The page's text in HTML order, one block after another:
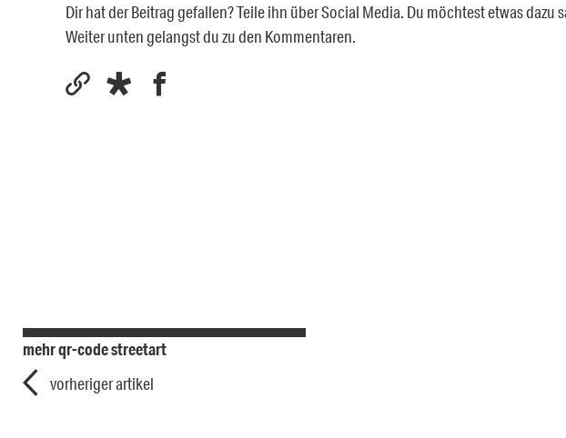
Dir hat der Beitrag gefallen? Teile ihn über Social Media. Du möchtest etwas dazu
Weiter unten gelangst du zu den Kommentaren.
mehr qr-code streetart
vorheriger artikel